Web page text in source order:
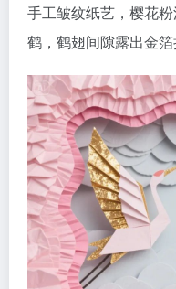
手工皱纹纸艺，樱花
鹤，鹤翅间隙露出金